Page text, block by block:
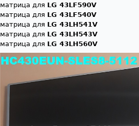
матрица для LG 43LF590V
матрица для LG 43LF540V
матрица для LG 43LH541V
матрица для LG 43LH543V
матрица для LG 43LH560V